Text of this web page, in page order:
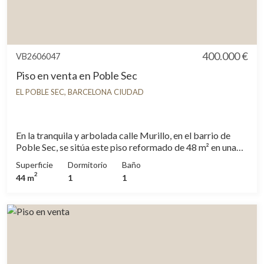
VB2606047
400.000 €
Piso en venta en Poble Sec
EL POBLE SEC, BARCELONA CIUDAD
En la tranquila y arbolada calle Murillo, en el barrio de
Poble Sec, se sitúa este piso reformado de 48 m² en una
actualmente alquilado, ubicado en un edificio renovado a
nivel estructural y arquitectónico, con ascensor nuevo,
Una propiedad que destaca dentro de la oferta de pisos
en Barcelona por su calidad constructiva y su
Superficie
44 m2
Dormitorio
1
Baño
1